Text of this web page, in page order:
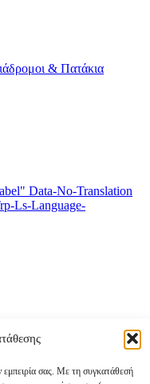
εμπειρία σας. Με τη συγκατάθεσή
& Πατάκια